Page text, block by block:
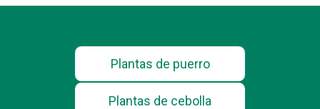
Plantas de puerro
Plantas de cebolla